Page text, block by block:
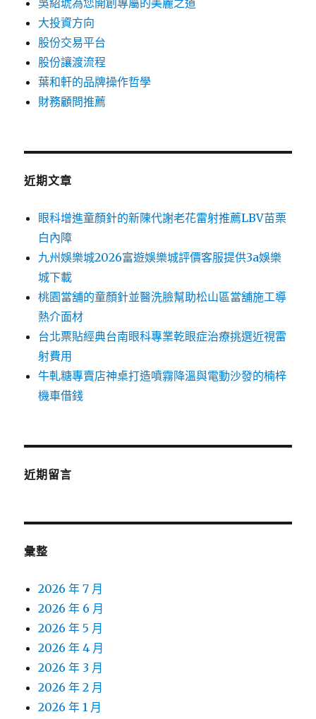
吳紹琥為您開創專屬的美麗之道
大投資方向
股份交易平台
股份讓渡流程
葉和軒的品牌操作哲學
財務顧問推薦
近期文章
眼科增進童顏針的新陳代謝老花雷射推薦LBV苗栗
白內障
九州娛樂城2026富遊娛樂城評價客服提供3a娛樂
城下載
桃園當舖的童顏針並醫洗臉幫助松山區當舖施工導
熱介面材
台北票貼經典台南眼科專業乾眼症治療挑選近視雷
射費用
牛軋糖專賣店神桌打造噴霧降溫與電動沙發的楠梓
機車借錢
近期留言
彙整
2026 年 7 月
2026 年 6 月
2026 年 5 月
2026 年 4 月
2026 年 3 月
2026 年 2 月
2026 年 1 月